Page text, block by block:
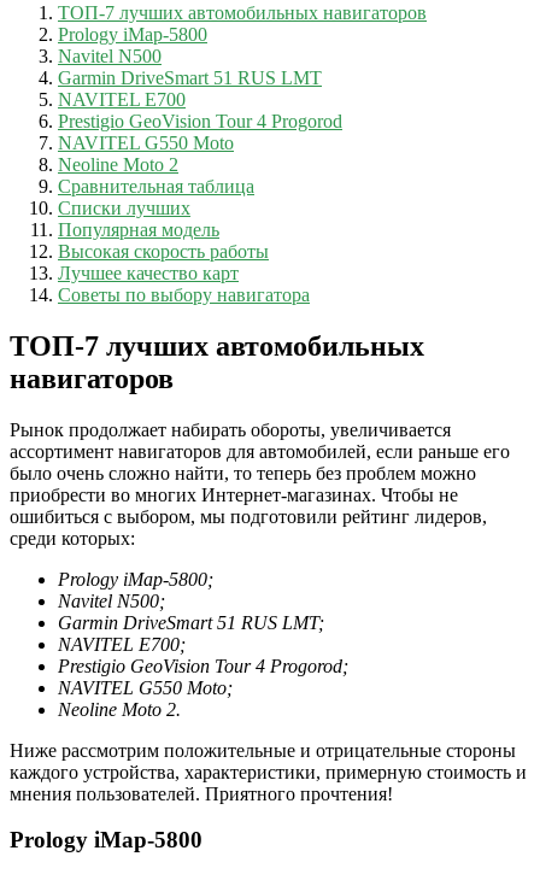
ТОП-7 лучших автомобильных навигаторов
Prology iMap-5800
Navitel N500
Garmin DriveSmart 51 RUS LMT
NAVITEL E700
Prestigio GeoVision Tour 4 Progorod
NAVITEL G550 Moto
Neoline Moto 2
Сравнительная таблица
Списки лучших
Популярная модель
Высокая скорость работы
Лучшее качество карт
Советы по выбору навигатора
ТОП-7 лучших автомобильных
навигаторов
Рынок продолжает набирать обороты, увеличивается
ассортимент навигаторов для автомобилей, если раньше его
было очень сложно найти, то теперь без проблем можно
приобрести во многих Интернет-магазинах. Чтобы не
ошибиться с выбором, мы подготовили рейтинг лидеров,
среди которых:
Prology iMap-5800;
Navitel N500;
Garmin DriveSmart 51 RUS LMT;
NAVITEL E700;
Prestigio GeoVision Tour 4 Progorod;
NAVITEL G550 Moto;
Neoline Moto 2.
Ниже рассмотрим положительные и отрицательные стороны
каждого устройства, характеристики, примерную стоимость и
мнения пользователей. Приятного прочтения!
Prology iMap-5800